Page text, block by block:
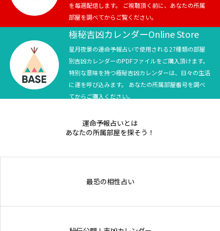
競馬
テニス四大大会・五輪
テニス四大大会・五輪
を毎週配信します。 ご視聴頂く前に、あなたの所属
部屋を調べてからご覧ください。
極秘吉凶カレンダーOnline Store
星月夜景の運命予報占いで使用される27種類の部屋
別吉凶カレンダーのPDFファイルをご購入頂けます。
特別な意味を持つ極秘吉凶カレンダーは、日々の生活
に運を呼び込みます。 あなたの所属部屋番号を調べ
てからご購入ください。
運命予報占いとは
あなたの所属部屋を探そう！
最恐の相性占い